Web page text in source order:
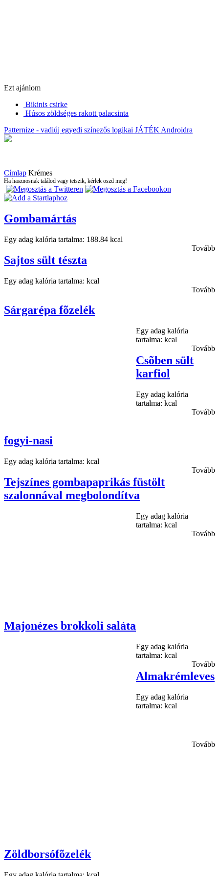
Ezt ajánlom
Bikinis csirke
Húsos zöldséges rakott palacsinta
Patternize - vadiúj egyedi színezős logikai JÁTÉK Androidra
Címlap Krémes
Ha hasznosnak találod vagy tetszik, kérlek oszd meg!
Gombamártás
Egy adag kalória tartalma: 188.84 kcal
Tovább
Sajtos sült tészta
Egy adag kalória tartalma: kcal
Tovább
Sárgarépa fõzelék
Egy adag kalória
tartalma: kcal
Tovább
Csõben sült
karfiol
Egy adag kalória
tartalma: kcal
Tovább
fogyi-nasi
Egy adag kalória tartalma: kcal
Tovább
Tejszínes gombapaprikás füstölt
szalonnával megbolondítva
Egy adag kalória
tartalma: kcal
Tovább
Majonézes brokkoli saláta
Egy adag kalória
tartalma: kcal
Tovább
Almakrémleves
Egy adag kalória
tartalma: kcal
Tovább
Zöldborsófõzelék